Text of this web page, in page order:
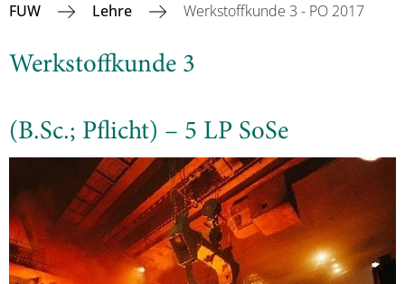
FUW Lehre Werkstoffkunde 3 - PO 2017
Werkstoffkunde 3
(B.Sc.; Pflicht) – 5 LP SoSe